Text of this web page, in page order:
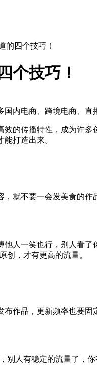
的四个技巧！
个技巧！
内电商、跨境电商、
效的传播特性，成为许
打造出来。
就不要一会发美食的
人一笑也行，别人看
创，才有更高的流量。
作品，更新频率也要
别人有稳定的流量了，